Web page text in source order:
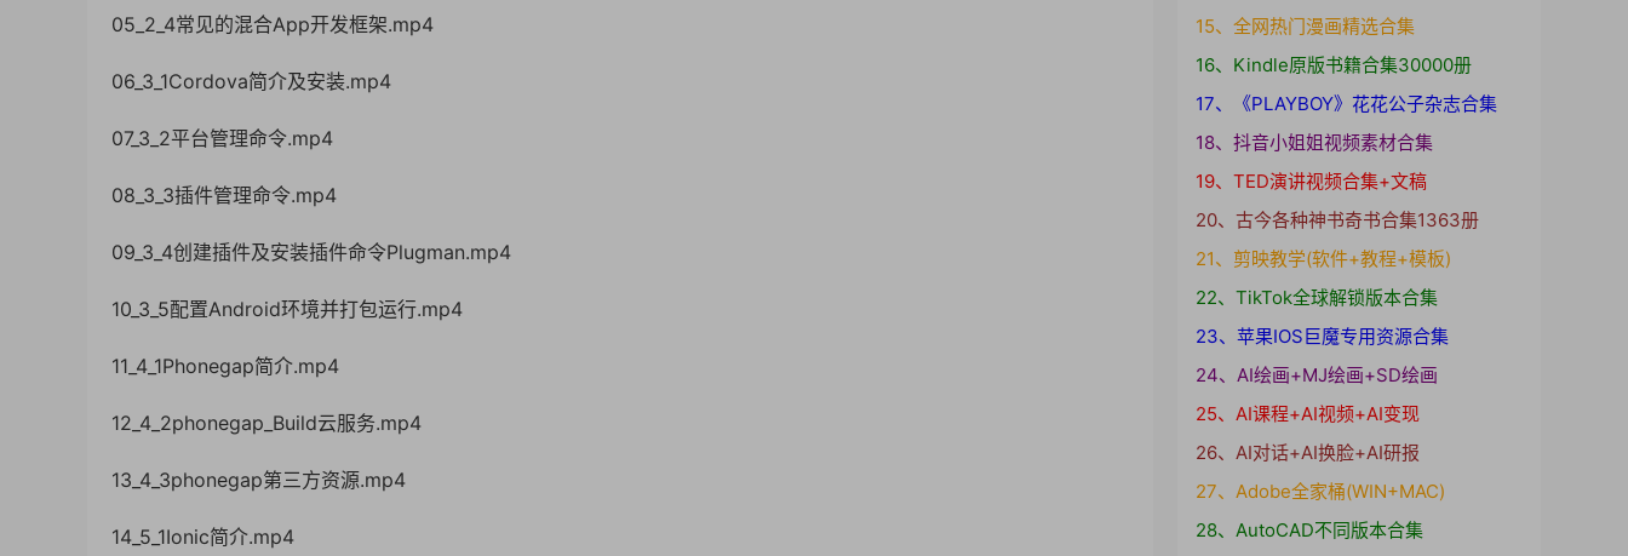
05_2_4常见的混合App开发框架.mp4
06_3_1Cordova简介及安装.mp4
07_3_2平台管理命令.mp4
08_3_3插件管理命令.mp4
09_3_4创建插件及安装插件命令Plugman.mp4
10_3_5配置Android环境并打包运行.mp4
11_4_1Phonegap简介.mp4
12_4_2phonegap_Build云服务.mp4
13_4_3phonegap第三方资源.mp4
14_5_1Ionic简介.mp4
15、全网热门漫画精选合集
16、Kindle原版书籍合集30000册
17、《PLAYBOY》花花公子杂志合集
18、抖音小姐姐视频素材合集
19、TED演讲视频合集+文稿
20、古今各种神书奇书合集1363册
21、剪映教学(软件+教程+模板)
22、TikTok全球解锁版本合集
23、苹果IOS巨魔专用资源合集
24、AI绘画+MJ绘画+SD绘画
25、AI课程+AI视频+AI变现
26、AI对话+AI换脸+AI研报
27、Adobe全家桶(WIN+MAC)
28、AutoCAD不同版本合集